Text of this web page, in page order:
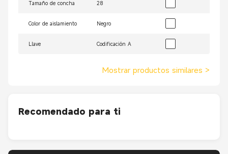
Tamaño de concha 28
Color de aislamiento Negro
Llave Codificación A
Mostrar productos similares >
Recomendado para ti